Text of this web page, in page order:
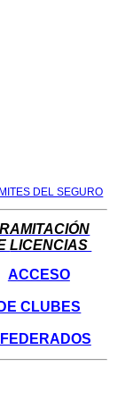
DEL SEGURO
LICENCIAS
ACCESO
DE CLUBES